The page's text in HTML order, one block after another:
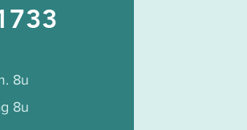
8u
8u